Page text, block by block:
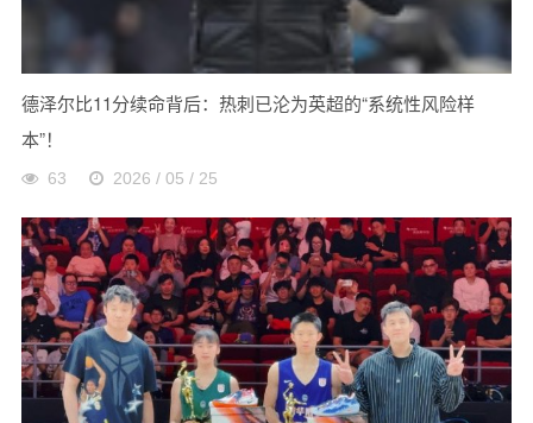
德泽尔比11分续命背后：热刺已沦为英超的“系统性风险样
本”！
63 2026 / 05 / 25